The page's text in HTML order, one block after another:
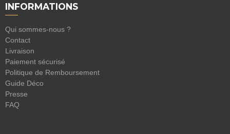
INFORMATIONS
Qui sommes-nous ?
Contact
Livraison
Paiement sécurisé
Politique de Remboursement
Guide Déco
Presse
FAQ